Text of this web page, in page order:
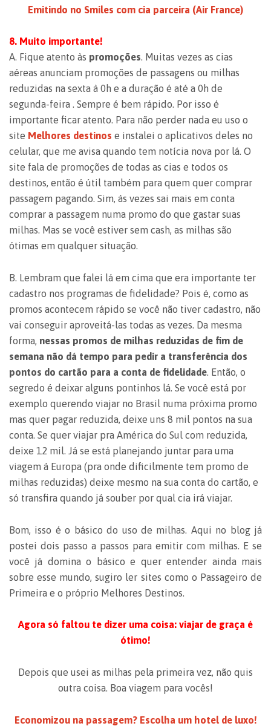
Emitindo no Smiles com cia parceira (Air France)
8. Muito importante!
A. Fique atento às promoções. Muitas vezes as cias
aéreas anunciam promoções de passagens ou milhas
reduzidas na sexta à 0h e a duração é até a 0h de
segunda-feira . Sempre é bem rápido. Por isso é
importante ficar atento. Para não perder nada eu uso o
site Melhores destinos e instalei o aplicativos deles no
celular, que me avisa quando tem notícia nova por lá. O
site fala de promoções de todas as cias e todos os
destinos, então é útil também para quem quer comprar
passagem pagando. Sim, às vezes sai mais em conta
comprar a passagem numa promo do que gastar suas
milhas. Mas se você estiver sem cash, as milhas são
ótimas em qualquer situação.
B. Lembram que falei lá em cima que era importante ter
cadastro nos programas de fidelidade? Pois é, como as
promos acontecem rápido se você não tiver cadastro, não
vai conseguir aproveitá-las todas as vezes. Da mesma
forma, nessas promos de milhas reduzidas de fim de
semana não dá tempo para pedir a transferência dos
pontos do cartão para a conta de fidelidade. Então, o
segredo é deixar alguns pontinhos lá. Se você está por
exemplo querendo viajar no Brasil numa próxima promo
mas quer pagar reduzida, deixe uns 8 mil pontos na sua
conta. Se quer viajar pra América do Sul com reduzida,
deixe 12 mil. Já se está planejando juntar para uma
viagem à Europa (pra onde dificilmente tem promo de
milhas reduzidas) deixe mesmo na sua conta do cartão, e
só transfira quando já souber por qual cia irá viajar.
Bom, isso é o básico do uso de milhas. Aqui no blog já
postei dois passo a passos para emitir com milhas. E se
você já domina o básico e quer entender ainda mais
sobre esse mundo, sugiro ler sites como o Passageiro de
Primeira e o próprio Melhores Destinos.
Agora só faltou te dizer uma coisa: viajar de graça é
ótimo!
Depois que usei as milhas pela primeira vez, não quis
outra coisa. Boa viagem para vocês!
Economizou na passagem? Escolha um hotel de luxo!